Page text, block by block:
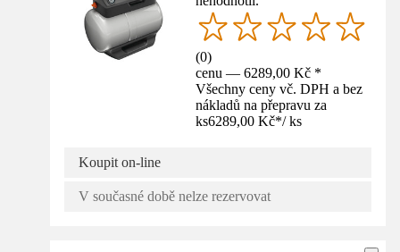
(0)
cenu — 6289,00 Kč *
Všechny ceny vč. DPH a bez
nákladů na přepravu za
ks6289,00 Kč*/ ks
Koupit on-line
V současné době nelze rezervovat